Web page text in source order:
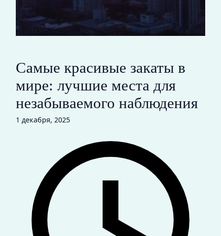
Самые красивые закаты в
мире: лучшие места для
незабываемого наблюдения
1 декабря, 2025